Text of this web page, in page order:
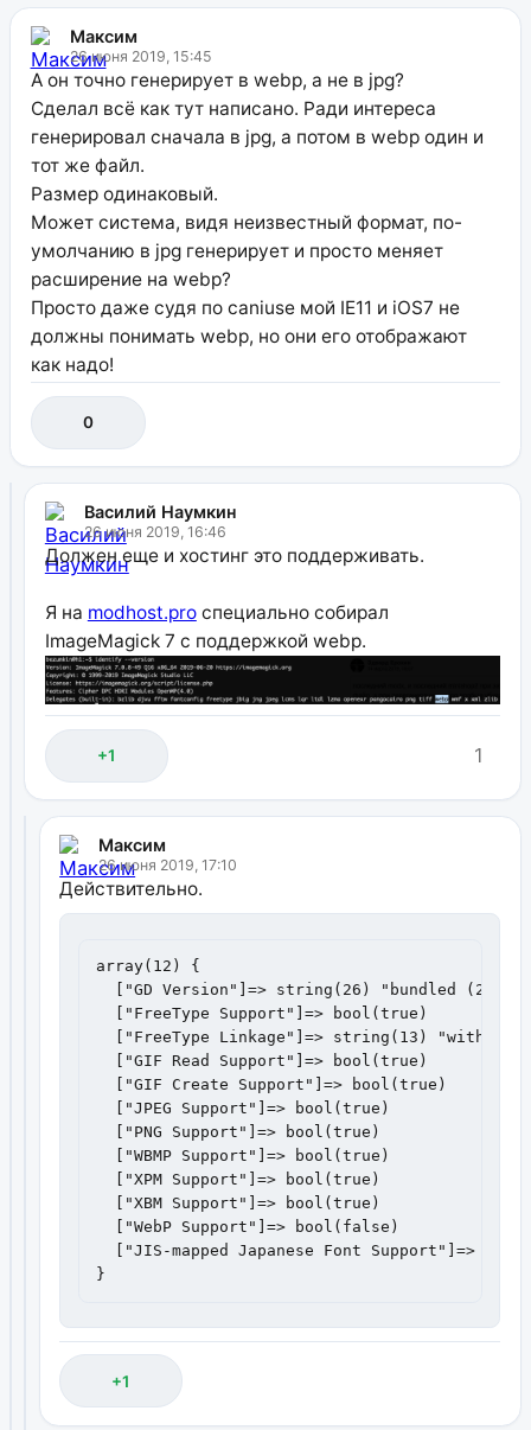
Максим
26 июня 2019, 15:45
А он точно генерирует в webp, а не в jpg?
Сделал всё как тут написано. Ради интереса
генерировал сначала в jpg, а потом в webp один и
тот же файл.
Размер одинаковый.
Может система, видя неизвестный формат, по-
умолчанию в jpg генерирует и просто меняет
расширение на webp?
Просто даже судя по caniuse мой IE11 и iOS7 не
должны понимать webp, но они его отображают
как надо!
0
Василий Наумкин
26 июня 2019, 16:46
Должен еще и хостинг это поддерживать.
Я на modhost.proспециально собирал
ImageMagick 7 с поддержкой webp.
+1 1
Максим
26 июня 2019, 17:10
Действительно.
array(12) {
["GD Version"]=> string(26) "bundled (2.1.0
  ["FreeType Support"]=> bool(true)
["FreeType Linkage"]=> string(13) "with
  ["GIF Read Support"]=> bool(true)
  ["GIF Create Support"]=> bool(true)
  ["JPEG Support"]=> bool(true)
  ["PNG Support"]=> bool(true)
  ["WBMP Support"]=> bool(true)
  ["XPM Support"]=> bool(true)
  ["XBM Support"]=> bool(true)
  ["WebP Support"]=> bool(false)
["JIS-mapped Japanese Font Support"]=>
}
+1